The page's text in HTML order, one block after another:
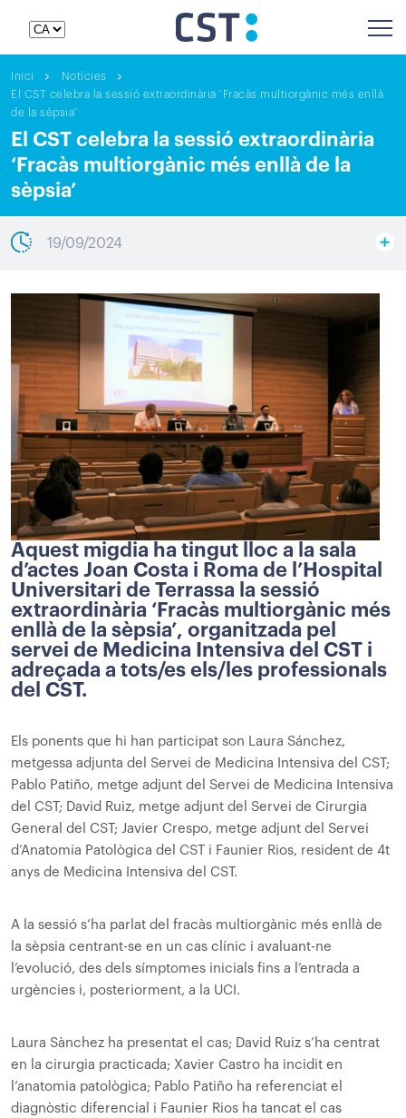
Inici
Notícies
El CST celebra la sessió extraordinària ‘Fracàs multiorgànic més enllà
de la sèpsia’
El CST celebra la sessió extraordinària
‘Fracàs multiorgànic més enllà de la
sèpsia’
19/09/2024
Aquest migdia ha tingut lloc a la sala
d’actes Joan Costa i Roma de l’Hospital
Universitari de Terrassa la sessió
extraordinària ‘Fracàs multiorgànic més
enllà de la sèpsia’, organitzada pel
servei de Medicina Intensiva del CST i
adreçada a tots/es els/les professionals
del CST.
Els ponents que hi han participat son Laura Sánchez,
metgessa adjunta del Servei de Medicina Intensiva del CST;
Pablo Patiño, metge adjunt del Servei de Medicina Intensiva
del CST; David Ruiz, metge adjunt del Servei de Cirurgia
General del CST; Javier Crespo, metge adjunt del Servei
d’Anatomia Patològica del CST i Faunier Rios, resident de 4t
anys de Medicina Intensiva del CST.
A la sessió s’ha parlat del fracàs multiorgànic més enllà de
la sèpsia centrant-se en un cas clínic i avaluant-ne
l’evolució, des dels símptomes inicials fins a l’entrada a
urgències i, posteriorment, a la UCI.
Laura Sànchez ha presentat el cas; David Ruiz s’ha centrat
en la cirurgia practicada; Xavier Castro ha incidit en
l’anatomia patològica; Pablo Patiño ha referenciat el
diagnòstic diferencial i Faunier Rios ha tancat el cas